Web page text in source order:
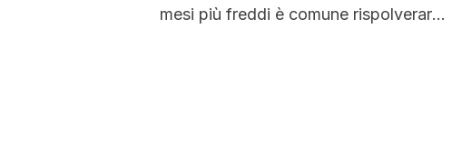
mesi più freddi è comune rispolverare